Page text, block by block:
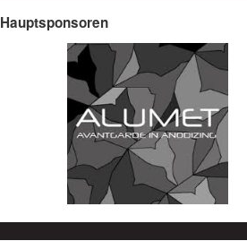
Hauptsponsoren